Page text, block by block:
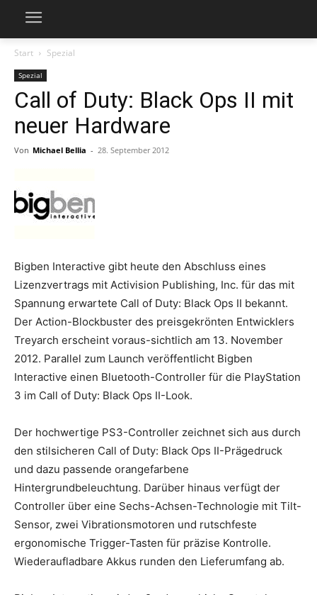
Start Spezial
Spezial
Call of Duty: Black Ops II mit
neuer Hardware
Von Michael Bellia - 28. September 2012
Bigben Interactive gibt heute den Abschluss eines
Lizenzvertrags mit Activision Publishing, Inc. für das mit
Spannung erwartete Call of Duty: Black Ops II bekannt.
Der Action-Blockbuster des preisgekrönten Entwicklers
Treyarch erscheint voraus-sichtlich am 13. November
2012. Parallel zum Launch veröffentlicht Bigben
Interactive einen Bluetooth-Controller für die PlayStation
3 im Call of Duty: Black Ops II-Look.
Der hochwertige PS3-Controller zeichnet sich aus durch
den stilsicheren Call of Duty: Black Ops II-Prägedruck
und dazu passende orangefarbene
Hintergrundbeleuchtung. Darüber hinaus verfügt der
Controller über eine Sechs-Achsen-Technologie mit Tilt-
Sensor, zwei Vibrationsmotoren und rutschfeste
ergonomische Trigger-Tasten für präzise Kontrolle.
Wiederaufladbare Akkus runden den Lieferumfang ab.